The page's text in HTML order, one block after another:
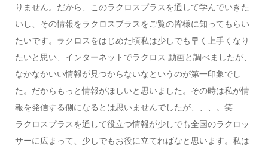
りません。だから、このラクロスプラスを通して学んでいきた
いし、その情報をラクロスプラスをご覧の皆様に知ってもらい
たいです。ラクロスをはじめた頃私は少しでも早く上手くなり
たいと思い、インターネットでラクロス 動画と調べましたが、
なかなかいい情報が見つからないなというのが第一印象でし
た。だからもっと情報がほしいと思いました。その時は私が情
報を発信する側になるとは思いませんでしたが、、、。笑
ラクロスプラスを通して役立つ情報が少しでも全国のラクロッ
サーに広まって、少しでもお役に立てればなと思います。私は